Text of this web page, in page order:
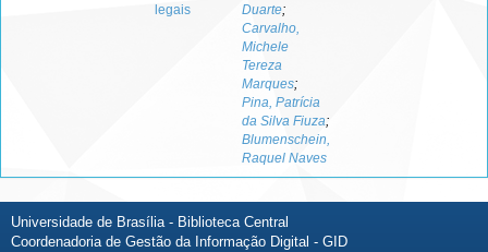
legais
Duarte;
Carvalho,
Michele
Tereza
Marques;
Pina, Patrícia
da Silva Fiuza;
Blumenschein,
Raquel Naves
Universidade de Brasília - Biblioteca Central
Coordenadoria de Gestão da Informação Digital - GID